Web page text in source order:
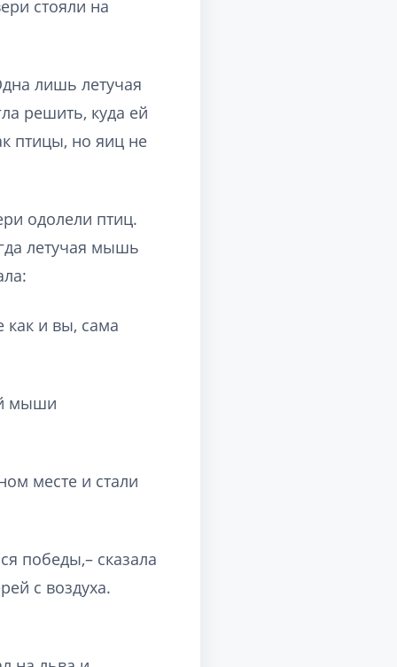
стояли на
лишь летучая
решить, куда ей
птицы, но яиц не
одолели птиц.
летучая мышь
как и вы, сама
мыши
месте и стали
победы,– сказала
с воздуха.